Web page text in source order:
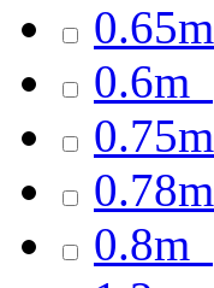
0.65m
0.6m
0.75m
0.78m
0.8m